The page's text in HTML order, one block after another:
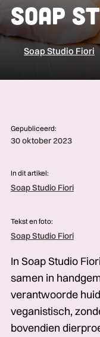
Soap
Soap Studio Fiori
Gepubliceerd:
30 oktober 2023
In dit artikel:
Soap Studio Fiori
Tekst en foto:
Soap Studio Fiori
In Soap Studio
samen in
verantwoorde
veganistisch,
bovendien